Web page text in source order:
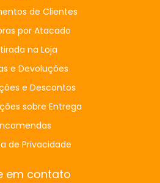
de Clientes
por Atacado
na Loja
e Devoluções
e Descontos
sobre Entrega
de Privacidade
em contato